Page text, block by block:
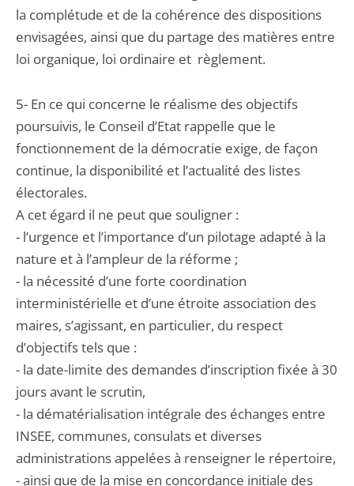
la complétude et de la cohérence des dispositions
envisagées, ainsi que du partage des matières entre
loi organique, loi ordinaire et règlement.
5- En ce qui concerne le réalisme des objectifs
poursuivis, le Conseil d’Etat rappelle que le
fonctionnement de la démocratie exige, de façon
continue, la disponibilité et l’actualité des listes
électorales.
A cet égard il ne peut que souligner :
- l’urgence et l’importance d’un pilotage adapté à la
nature et à l’ampleur de la réforme ;
- la nécessité d’une forte coordination
interministérielle et d’une étroite association des
maires, s’agissant, en particulier, du respect
d’objectifs tels que :
- la date-limite des demandes d’inscription fixée à 30
jours avant le scrutin,
- la dématérialisation intégrale des échanges entre
INSEE, communes, consulats et diverses
administrations appelées à renseigner le répertoire,
- ainsi que de la mise en concordance initiale des